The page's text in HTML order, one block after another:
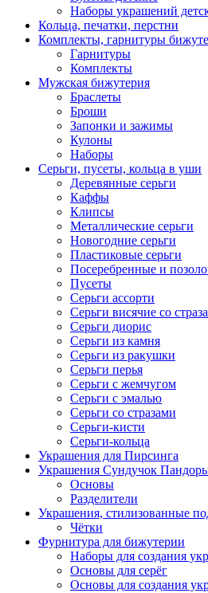
Наборы украшений
Кольца, печатки, перстни
Комплекты, гарнитуры
Гарнитуры
Комплекты
Мужская бижутерия
Браслеты
Броши
Запонки и зажимы
Кулоны
Наборы
Серьги, пусеты, кольца в уши
Деревянные серьги
Каффы
Клипсы
Металлические серьги
Новогодние серьги
Пластиковые серьги
Посеребренные и
Пусеты
Серьги ассорти
Серьги висячие со
Серьги диорис
Серьги из камня
Серьги из ракушки
Серьги перья
Серьги с жемчугом
Серьги с эмалью
Серьги со стразами
Серьги-кисти
Серьги-кольца
Украшения для Пирсинга
Украшения Сундучок
Основы
Разделители
Украшения, стилизованные
Чётки
Фурнитура для бижутерии
Наборы для создания
Основы для серёг
Основы для создания